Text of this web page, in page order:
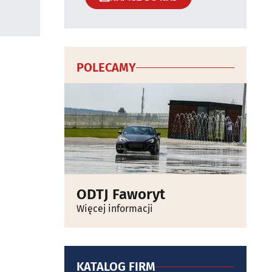
POLECAMY
ODTJ Faworyt
Więcej informacji
KATALOG FIRM